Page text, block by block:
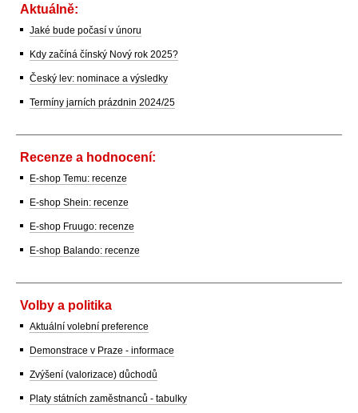
Aktuálně:
Jaké bude počasí v únoru
Kdy začíná čínský Nový rok 2025?
Český lev: nominace a výsledky
Termíny jarních prázdnin 2024/25
Recenze a hodnocení:
E-shop Temu: recenze
E-shop Shein: recenze
E-shop Fruugo: recenze
E-shop Balando: recenze
Volby a politika
Aktuální volební preference
Demonstrace v Praze - informace
Zvýšení (valorizace) důchodů
Platy státních zaměstnanců - tabulky